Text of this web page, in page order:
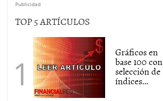
Publicidad
TOP 5 ARTÍCULOS
Gráficos en
base 100 con
selección de
índices...